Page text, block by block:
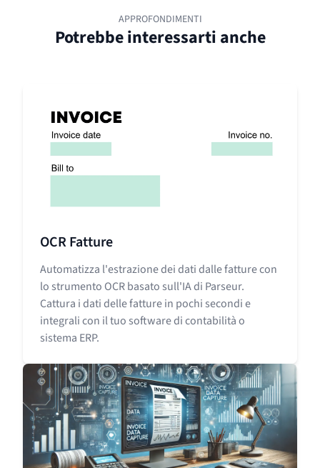
APPROFONDIMENTI
Potrebbe interessarti anche
OCR Fatture
Automatizza l'estrazione dei dati dalle fatture con
lo strumento OCR basato sull'IA di Parseur.
Cattura i dati delle fatture in pochi secondi e
integrali con il tuo software di contabilità o
sistema ERP.